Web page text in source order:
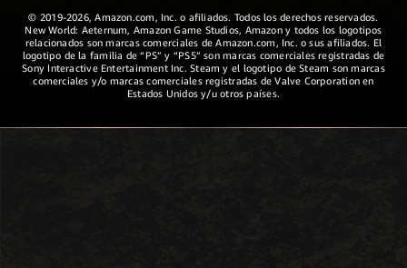
© 2019-2026, Amazon.com, Inc. o afiliados. Todos los derechos reservados.
New World: Aeternum, Amazon Game Studios, Amazon y todos los logotipos
relacionados son marcas comerciales de Amazon.com, Inc. o sus afiliados. El
logotipo de la familia de “PS” y “PS5” son marcas comerciales registradas de
Sony Interactive Entertainment Inc. Steam y el logotipo de Steam son marcas
comerciales y/o marcas comerciales registradas de Valve Corporation en
Estados Unidos y/u otros países.